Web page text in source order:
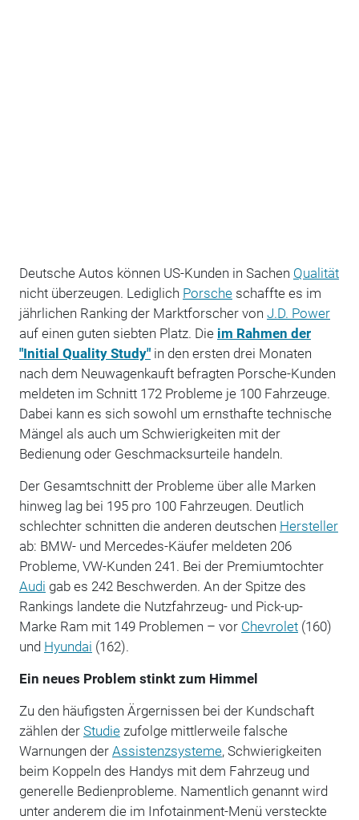
Deutsche Autos können US-Kunden in Sachen Qualität
nicht überzeugen. Lediglich Porscheschaffte es im
jährlichen Ranking der Marktforscher von J.D. Power
auf einen guten siebten Platz. Die im Rahmen der
"Initial Quality Study"in den ersten drei Monaten
nach dem Neuwagenkauft befragten Porsche-Kunden
meldeten im Schnitt 172 Probleme je 100 Fahrzeuge.
Dabei kann es sich sowohl um ernsthafte technische
Mängel als auch um Schwierigkeiten mit der
Bedienung oder Geschmacksurteile handeln.
Der Gesamtschnitt der Probleme über alle Marken
hinweg lag bei 195 pro 100 Fahrzeugen. Deutlich
schlechter schnitten die anderen deutschen Hersteller
ab: BMW- und Mercedes-Käufer meldeten 206
Probleme, VW-Kunden 241. Bei der Premiumtochter
Audi gab es 242 Beschwerden. An der Spitze des
Rankings landete die Nutzfahrzeug- und Pick-up-
Marke Ram mit 149 Problemen – vor Chevrolet(160)
und Hyundai (162).
Ein neues Problem stinkt zum Himmel
Zu den häufigsten Ärgernissen bei der Kundschaft
zählen der Studiezufolge mittlerweile falsche
Warnungen der Assistenzsysteme, Schwierigkeiten
beim Koppeln des Handys mit dem Fahrzeug und
generelle Bedienprobleme. Namentlich genannt wird
unter anderem die im Infotainment-Menü versteckte